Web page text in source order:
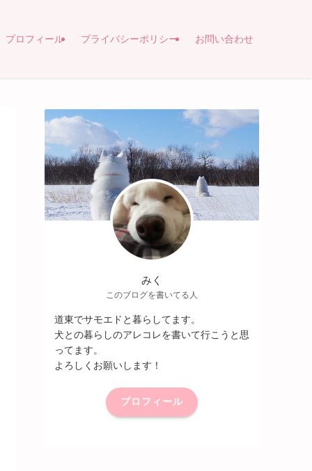
プロフィール プライバシーポリシー お問い合わせ
みく
このブログを書いてる人
道東でサモエドと暮らしてます。
犬との暮らしのアレコレを書いて行こうと思
ってます。
よろしくお願いします！
プロフィール